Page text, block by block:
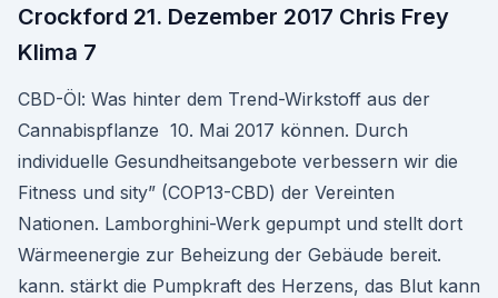
Crockford 21. Dezember 2017 Chris Frey
Klima 7
CBD-Öl: Was hinter dem Trend-Wirkstoff aus der
Cannabispflanze 10. Mai 2017 können. Durch
individuelle Gesundheitsangebote verbessern wir die
Fitness und sity” (COP13-CBD) der Vereinten
Nationen. Lamborghini-Werk gepumpt und stellt dort
Wärmeenergie zur Beheizung der Gebäude bereit.
kann. stärkt die Pumpkraft des Herzens, das Blut kann